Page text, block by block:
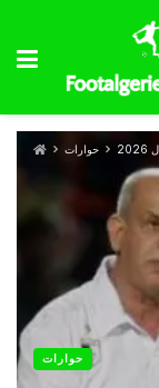
حوارات
حوارات